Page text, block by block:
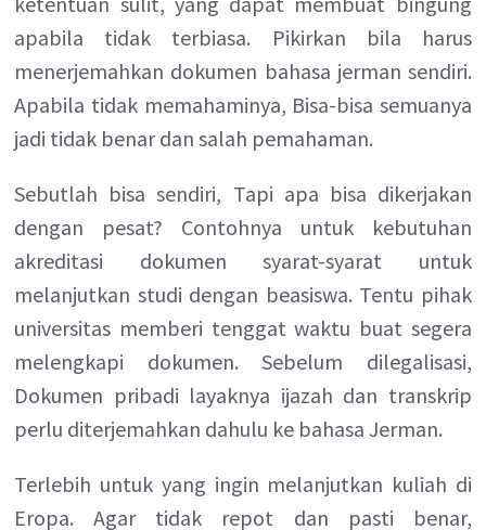
apabila tidak terbiasa. Pikirkan bila harus
menerjemahkan dokumen bahasa jerman sendiri.
Apabila tidak memahaminya, Bisa-bisa semuanya
jadi tidak benar dan salah pemahaman.
Sebutlah bisa sendiri, Tapi apa bisa dikerjakan
dengan pesat? Contohnya untuk kebutuhan
akreditasi dokumen syarat-syarat untuk
melanjutkan studi dengan beasiswa. Tentu pihak
universitas memberi tenggat waktu buat segera
melengkapi dokumen. Sebelum dilegalisasi,
Dokumen pribadi layaknya ijazah dan transkrip
perlu diterjemahkan dahulu ke bahasa Jerman.
Terlebih untuk yang ingin melanjutkan kuliah di
Eropa. Agar tidak repot dan pasti benar,